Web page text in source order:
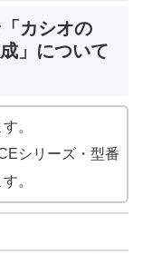
カシオの
」について
。
シリーズ・型番
。